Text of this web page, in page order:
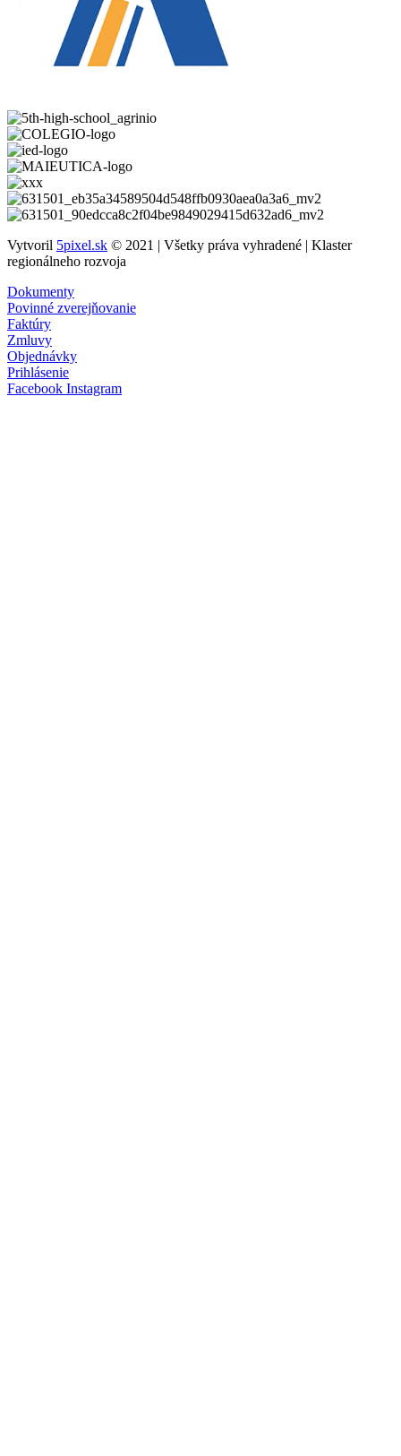
Vytvoril 5pixel.sk © 2021 | Všetky práva vyhradené | Klaster
regionálneho rozvoja
Dokumenty
Povinné zverejňovanie
Faktúry
Zmluvy
Objednávky
Prihlásenie
Facebook Instagram